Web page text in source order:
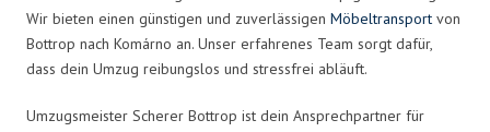
Wir bieten einen günstigen und zuverlässigen Möbeltransport von
Bottrop nach Komárno an. Unser erfahrenes Team sorgt dafür,
dass dein Umzug reibungslos und stressfrei abläuft.
Umzugsmeister Scherer Bottrop ist dein Ansprechpartner für